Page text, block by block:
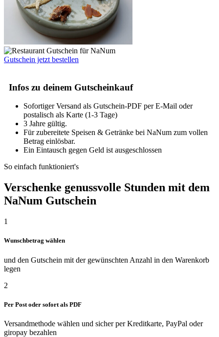
Gutschein jetzt bestellen
Infos zu deinem Gutscheinkauf
Sofortiger Versand als Gutschein-PDF per E-Mail oder
postalisch als Karte (1-3 Tage)
3 Jahre gültig.
Für zubereitete Speisen & Getränke bei NaNum zum vollen
Betrag einlösbar.
Ein Eintausch gegen Geld ist ausgeschlossen
So einfach funktioniert's
Verschenke genussvolle Stunden mit dem
NaNum Gutschein
1
Wunschbetrag wählen
und den Gutschein mit der gewünschten Anzahl in den Warenkorb
legen
2
Per Post oder sofort als PDF
Versandmethode wählen und sicher per Kreditkarte, PayPal oder
giropay bezahlen